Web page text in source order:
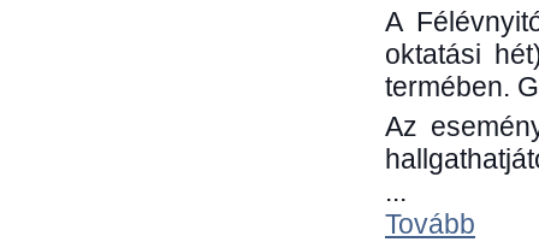
A
oktatási
termében.
Az
...
Tovább